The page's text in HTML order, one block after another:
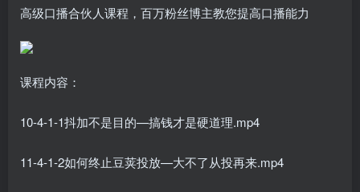
高级口播合伙人课程，百万粉丝博主教您提高口播能力
课程内容：
10-4-1-1抖加不是目的—搞钱才是硬道理.mp4
11-4-1-2如何终止豆荚投放—大不了从投再来.mp4